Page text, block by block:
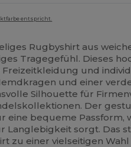
entspricht.
Rugbyshirt aus
Tragegefühl. Dieses
und
und einer
Silhouette für
Der
eine bequeme Passform,
Langlebigkeit sorgt. Das
zu einer vielseitigen